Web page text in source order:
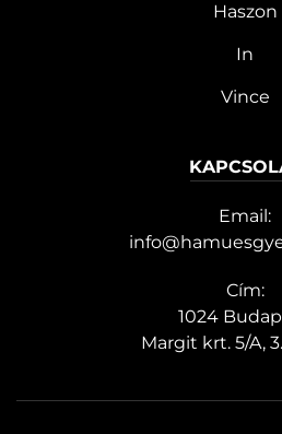
Haszon
In
Vince
Email:
Cím:
1024
Margit krt. 5/A,